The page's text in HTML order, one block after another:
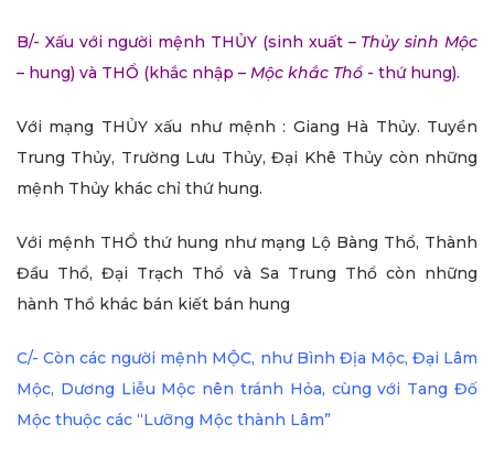
B/- Xấu với người mệnh THỦY (sinh xuất – Thủy sinh Mộc
– hung) và THỔ (khắc nhập – Mộc khắc Thổ - thứ hung).
Với mạng THỦY xấu như mệnh : Giang Hà Thủy. Tuyền
Trung Thủy, Trường Lưu Thủy, Đại Khê Thủy còn những
mệnh Thủy khác chỉ thứ hung.
Với mệnh THỔ thứ hung như mạng Lộ Bàng Thổ, Thành
Đầu Thổ, Đại Trạch Thổ và Sa Trung Thổ còn những
hành Thổ khác bán kiết bán hung
C/- Còn các người mệnh MỘC, như Bình Địa Mộc, Đại Lâm
Mộc, Dương Liễu Mộc nên tránh Hỏa, cùng với Tang Đố
Mộc thuộc các “Lưỡng Mộc thành Lâm”